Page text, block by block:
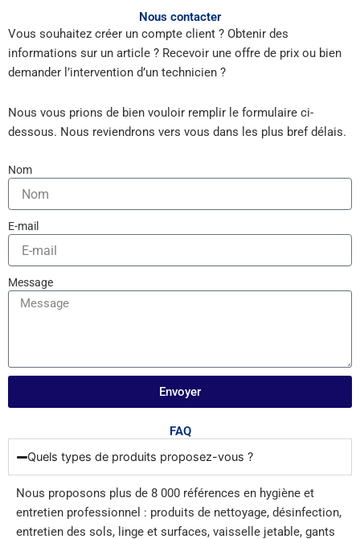
Nous contacter
Vous souhaitez créer un compte client ? Obtenir des
informations sur un article ? Recevoir une offre de prix ou bien
demander l’intervention d’un technicien ?
Nous vous prions de bien vouloir remplir le formulaire ci-
dessous. Nous reviendrons vers vous dans les plus bref délais.
Nom
E-mail
Message
Envoyer
FAQ
Quels types de produits proposez-vous ?
Nous proposons plus de 8 000 références en hygiène et
entretien professionnel : produits de nettoyage, désinfection,
entretien des sols, linge et surfaces, vaisselle jetable, gants